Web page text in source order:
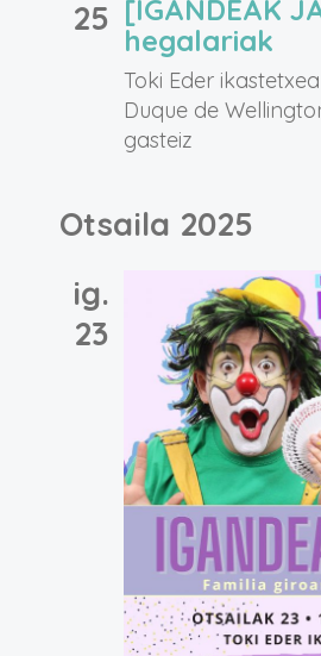
25 [IGANDEAK
hegalariak
Toki Eder ikastetxea
Duque de
gasteiz
Otsaila 2025
ig.
23